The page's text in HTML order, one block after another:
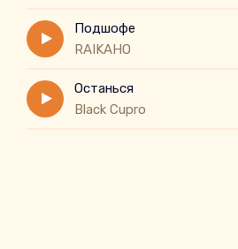
Подшофе
RAIKAHO
Останься
Black Cupro